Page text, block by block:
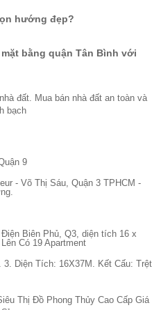
hướng đẹp?
bằng quận Tân Bình với
9
- Võ Thị Sáu, Quận 3 TPHCM -
Biên Phủ, Q3, diện tích 16 x
Có 19 Apartment
3. Diện Tích: 16X37M. Kết Cấu: Trệt